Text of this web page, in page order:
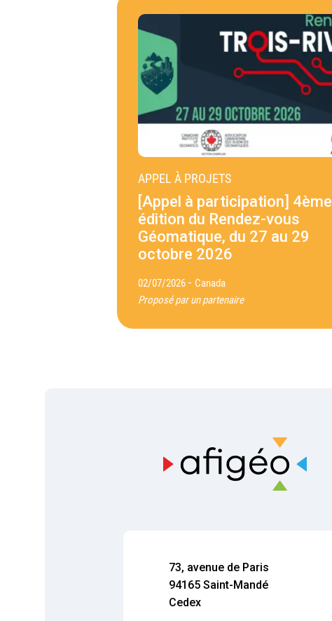
APPEL À PROJETS
[Appel à participation] 4ème
édition du Rendez-vous
Géomatique, du 27 au 29
octobre 2026
02/07/2026 - Canada
Proposé par un partenaire
73, avenue de Paris
94165 Saint-Mandé
Cedex